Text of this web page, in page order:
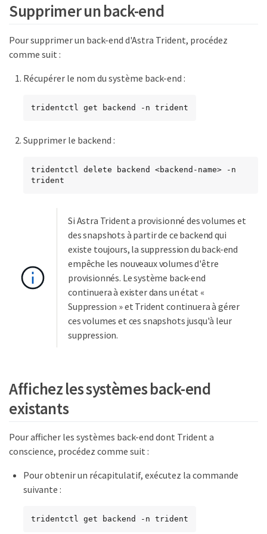
Supprimer un back-end
Pour supprimer un back-end d'Astra Trident, procédez
comme suit :
Récupérer le nom du système back-end :
tridentctl get backend -n trident
Supprimer le backend :
tridentctl delete backend <backend-name> -n
trident
Si Astra Trident a provisionné des volumes et
des snapshots à partir de ce backend qui
existe toujours, la suppression du back-end
empêche les nouveaux volumes d'être
provisionnés. Le système back-end
continuera à exister dans un état «
Suppression » et Trident continuera à gérer
ces volumes et ces snapshots jusqu'à leur
suppression.
Affichez les systèmes back-end
existants
Pour afficher les systèmes back-end dont Trident a
conscience, procédez comme suit :
Pour obtenir un récapitulatif, exécutez la commande
suivante :
tridentctl get backend -n trident